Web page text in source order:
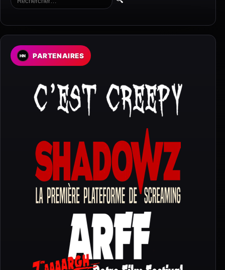
PARTENAIRES